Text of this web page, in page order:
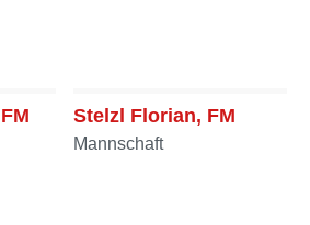
Stelzl Florian, FM
Mannschaft